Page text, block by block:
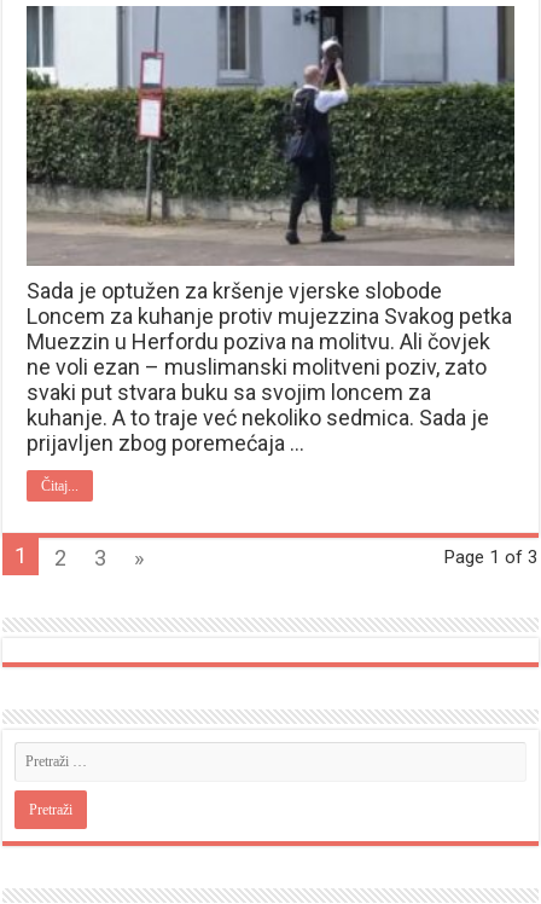
Sada je optužen za kršenje vjerske slobode
Loncem za kuhanje protiv mujezzina Svakog petka
Muezzin u Herfordu poziva na molitvu. Ali čovjek
ne voli ezan – muslimanski molitveni poziv, zato
svaki put stvara buku sa svojim loncem za
kuhanje. A to traje već nekoliko sedmica. Sada je
prijavljen zbog poremećaja …
Čitaj...
Page 1 of 3
1 2 3 »